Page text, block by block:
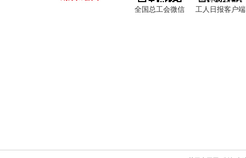
全国总工会微信 工人日报客户端